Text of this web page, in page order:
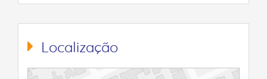
Localização